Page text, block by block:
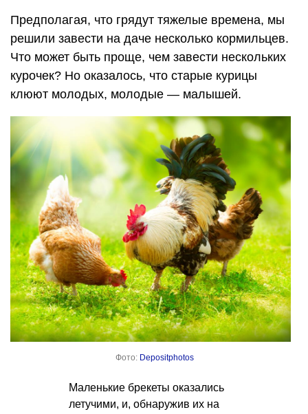
Предполагая, что грядут тяжелые времена, мы
решили завести на даче несколько кормильцев.
Что может быть проще, чем завести нескольких
курочек? Но оказалось, что старые курицы
клюют молодых, молодые — малышей.
Фото: Depositphotos
Маленькие брекеты оказались
летучими, и, обнаружив их на